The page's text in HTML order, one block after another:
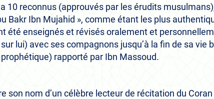
10 reconnus (approuvés par les érudits
Bakr Ibn Mujahid », comme étant les plus
été enseignés et révisés oralement et
lui) avec ses compagnons jusqu’à la fin de sa vie
rapporté par Ibn Massoud.
son nom d’un célèbre lecteur de récitation du